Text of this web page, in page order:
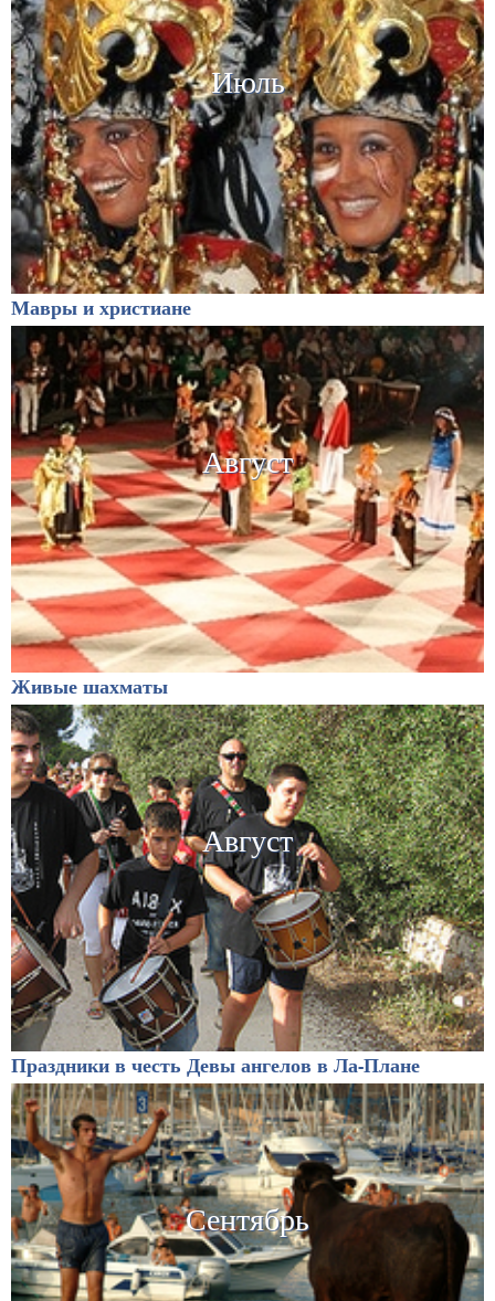
Июль
Мавры и христиане
Август
Живые шахматы
Август
Праздники в честь Девы ангелов в Ла-Плане
Сентябрь